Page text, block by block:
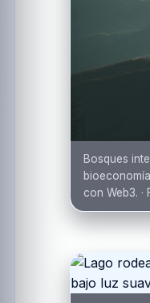
Bosques
con Web3. ·